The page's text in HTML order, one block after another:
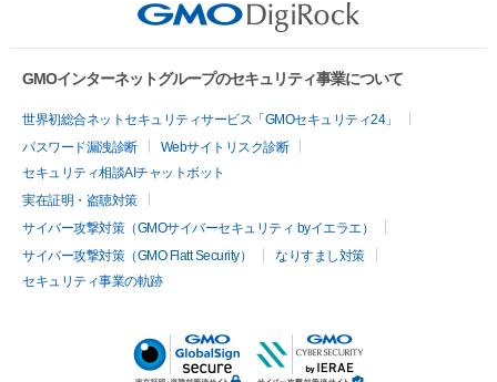
GMOインターネットグループのセキュリティ事業について
世界初総合ネットセキュリティサービス「GMOセキュリティ24」
パスワード漏洩診断
Webサイトリスク診断
セキュリティ相談AIチャットボット
実在証明・盗聴対策
サイバー攻撃対策（GMOサイバーセキュリティ byイエラエ）
サイバー攻撃対策（GMO Flatt Security）
なりすまし対策
セキュリティ事業の軌跡